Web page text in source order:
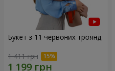
Букет з 11 червоних троянд
1 411 грн